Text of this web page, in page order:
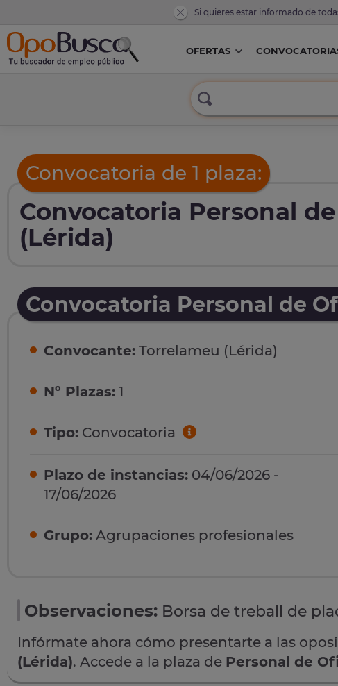
Si quieres estar informado de
OFERTAS
Convocatoria de 1 plaza:
Convocatoria Personal
(Lérida)
Convocatoria Personal de
Convocante: Torrelameu (Lérida)
Nº Plazas: 1
Tipo: Convocatoria
Plazo de instancias: 04/06/2026 -
17/06/2026
Grupo: Agrupaciones profesionales
Observaciones: Borsa de treball de
Infórmate ahora cómo presentarte a las
(Lérida). Accede a la plaza de Personal de